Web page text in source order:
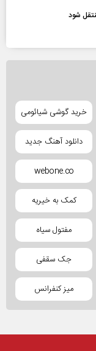
شود
خرید گوشی شیائومی
دانلود آهنگ جدید
webone.co
کمک به خیریه
مفتول سیاه
جک سقفی
میز کنفرانس